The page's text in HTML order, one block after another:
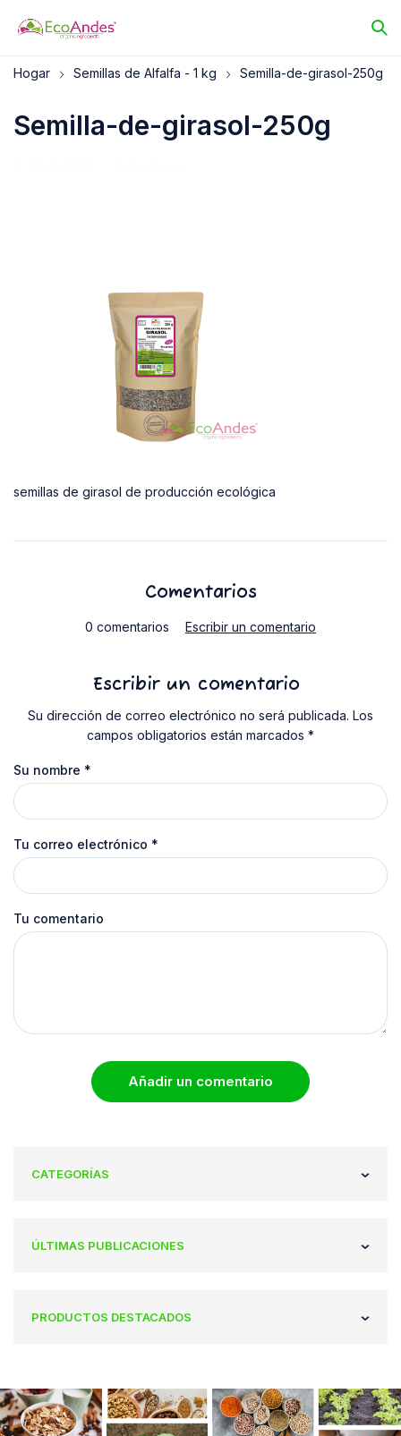
Hogar Semillas de Alfalfa - 1 kg Semilla-de-girasol-250g
Semilla-de-girasol-250g
semillas de girasol de producción ecológica
Comentarios
0 comentarios Escribir un comentario
Escribir un comentario
Su dirección de correo electrónico no será publicada. Los
campos obligatorios están marcados *
Su nombre *
Tu correo electrónico *
Tu comentario
Añadir un comentario
CATEGORÍAS
ÚLTIMAS PUBLICACIONES
PRODUCTOS DESTACADOS